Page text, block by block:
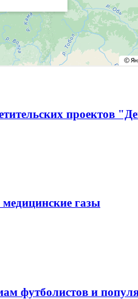
проектов
газы
футболистов и